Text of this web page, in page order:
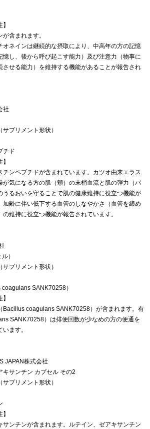
含まれます。
オネインは継続的な摂取により、中高年の方の記憶
憶し、後から呼び起こす能力）及び注意力（物事に
させる能力）を維持する機能があることが報告され
社
プリメント形状）
チド
チンペプチドが含まれています。カツオ由来エラス
が気になる方の肌（頬）の末梢血流と肌の弾力（バ
うるおいを守ることで肌の健康維持に役立つ機能が
加齢に伴い低下する血管のしなやかさ（血管を締め
維持に役立つ機能が報告されています。
）
プリメント形状）
SANK70258）
Bacillus coagulans SANK70258）が含まれます。有
SANK70258）は排便回数が少なめの方の便通を
ます。
JAPAN株式会社
キサンチン カプセル その2
プリメント形状）
サンチンが含まれます。ルテイン、ゼアキサンチン